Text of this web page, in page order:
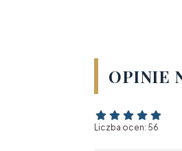
OPINIE
Liczba ocen: 56